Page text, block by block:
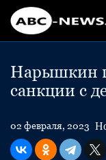
Нарышкин
санкции с
02 февраля, 2023